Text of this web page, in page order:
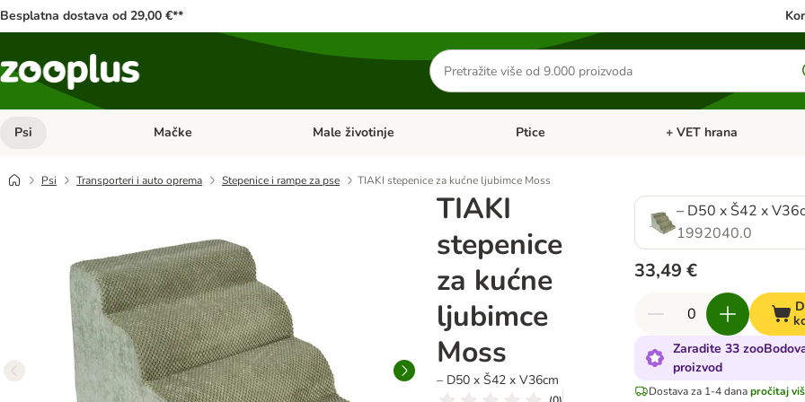
Besplatna dostava od 29,00 €**
Traži
proizvode
Psi Pregled kategorija: Psi
Mačke Pregled kategorija: Mačke
Male životinje Pregled kategorija: Male životinje
Ptice Pregled kategorija: Ptice
+ VET hrana
Psi Transporteri i auto oprema Stepenice i rampe za pse TIAKI stepenice za kućne ljubimce Moss
TIAKI
stepenice
za kućne
ljubimce
Moss
– D50 x Š42 x V36cm
– D50 x Š42 x
1992040.0
33,49 €
Zaradite 33
proizvod
Dostava za 1-4 danapročitaj